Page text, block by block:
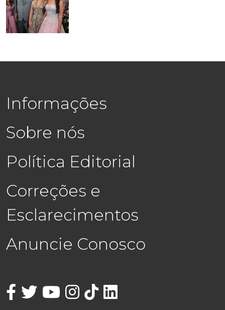
Informações
Sobre nós
Política Editorial
Correções e
Esclarecimentos
Anuncie Conosco